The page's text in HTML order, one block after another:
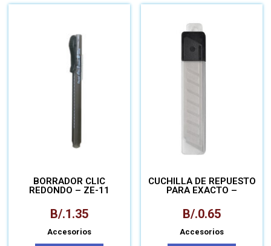
BORRADOR CLIC
REDONDO – ZE-11
B/.1.35
Accesorios
CUCHILLA DE REPUESTO
PARA EXACTO –
B/.0.65
Accesorios